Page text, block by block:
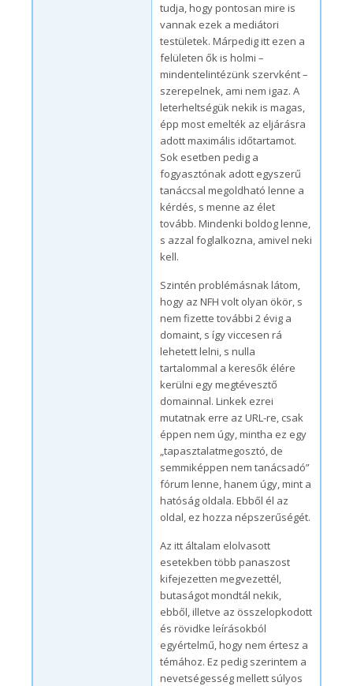
tudja, hogy pontosan mire is
vannak ezek a mediátori
testületek. Márpedig itt ezen a
felületen ők is holmi –
mindentelintézünk szervként –
szerepelnek, ami nem igaz. A
leterheltségük nekik is magas,
épp most emelték az eljárásra
adott maximális időtartamot.
Sok esetben pedig a
fogyasztónak adott egyszerű
tanáccsal megoldható lenne a
kérdés, s menne az élet
tovább. Mindenki boldog lenne,
s azzal foglalkozna, amivel neki
kell.
Szintén problémásnak látom,
hogy az NFH volt olyan ökör, s
nem fizette további 2 évig a
domaint, s így viccesen rá
lehetett lelni, s nulla
tartalommal a keresők élére
kerülni egy megtévesztő
domainnal. Linkek ezrei
mutatnak erre az URL-re, csak
éppen nem úgy, mintha ez egy
„tapasztalatmegosztó, de
semmiképpen nem tanácsadó”
fórum lenne, hanem úgy, mint a
hatóság oldala. Ebből él az
oldal, ez hozza népszerűségét.
Az itt általam elolvasott
esetekben több panaszost
kifejezetten megvezettél,
butaságot mondtál nekik,
ebből, illetve az összelopkodott
és rövidke leírásokból
egyértelmű, hogy nem értesz a
témához. Ez pedig szerintem a
nevetségesség mellett súlyos